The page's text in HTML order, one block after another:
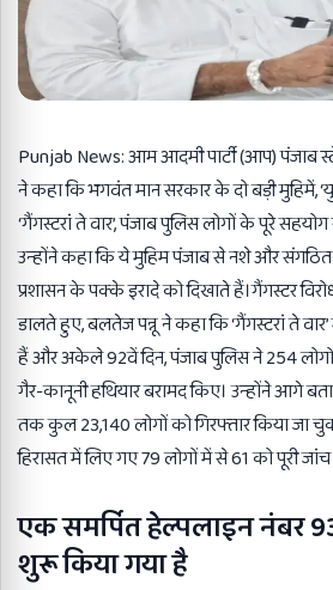
Punjab News: आम आदमी पार्टी (आप) पंजाब
ने कहा कि भगवंत मान सरकार के दो बड़ी मुहिमें,
‘गैंगस्टरां ते वार’, पंजाब पुलिस लोगों के पूरे
उन्होंने कहा कि ये मुहिम पंजाब से नशे और
प्रशासन के पक्के इरादे को दिखाते हैं।गैंगस्टर
डालते हुए, बलतेज पन्नू ने कहा कि ‘गैंगस्टरां ते
हैं और अकेले 92वें दिन, पंजाब पुलिस ने 254
गैर-कानूनी हथियार बरामद किए। उन्होंने आगे
तक कुल 23,140 लोगों को गिरफ्तार किया जा
हिरासत में लिए गए 79 लोगों में से 61 को पूरी जांच
एक समर्पित हेल्पलाइन नंबर
शुरू किया गया है